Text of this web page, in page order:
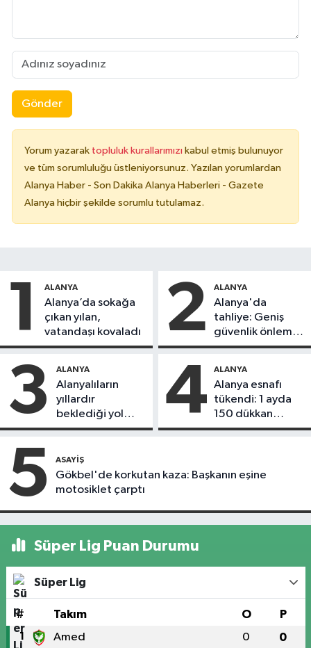
Gönder
Yorum yazarak topluluk kurallarımızı kabul etmiş bulunuyor
ve tüm sorumluluğu üstleniyorsunuz. Yazılan yorumlardan
Alanya Haber - Son Dakika Alanya Haberleri - Gazete
Alanya hiçbir şekilde sorumlu tutulamaz.
1 ALANYA
Alanya’da sokağa
çıkan yılan,
vatandaşı kovaladı
2 ALANYA
Alanya'da
tahliye: Geniş
güvenlik önlemi
alındı
3 ALANYA
Alanyalıların
yıllardır
beklediği yol
askıdan döndü
4 ALANYA
Alanya esnafı
tükendi: 1 ayda
150 dükkan
kapandı
5 ASAYIŞ
Gökbel'de korkutan kaza: Başkanın eşine
motosiklet çarptı
Süper Lig Puan Durumu
Süper Lig
# Takım O P
1 Amed 0 0